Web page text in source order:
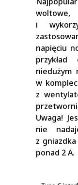
i
napięciu
przykład
niedużym
w
z
Uwaga!
nie
z
ponad 2 A.